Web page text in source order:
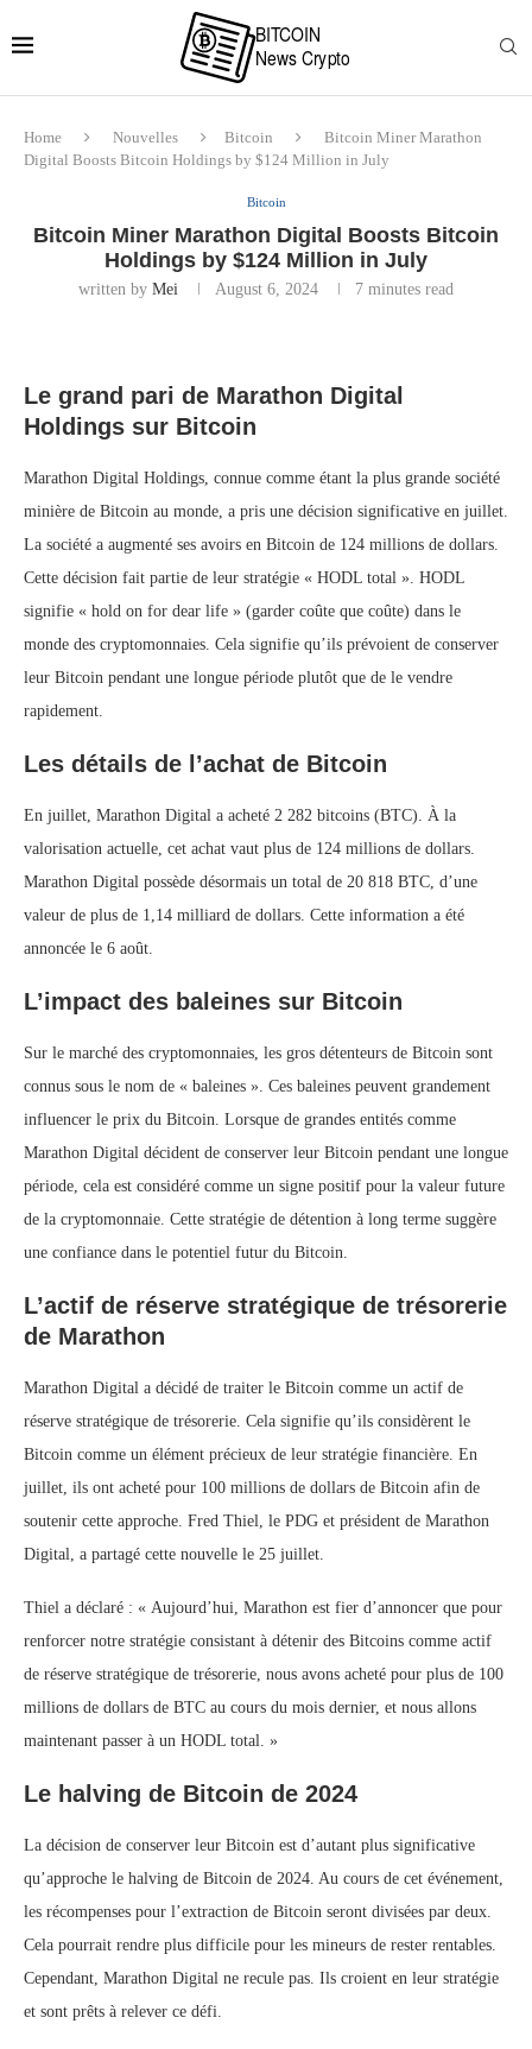
Home Nouvelles Bitcoin
Bitcoin Miner Marathon
Digital Boosts Bitcoin Holdings by $124 Million in July
Bitcoin
Bitcoin Miner Marathon Digital Boosts Bitcoin
Holdings by $124 Million in July
written by Mei August 6, 2024 7 minutes read
Le grand pari de Marathon Digital
Holdings sur Bitcoin
Marathon Digital Holdings, connue comme étant la plus grande société
minière de Bitcoin au monde, a pris une décision significative en juillet.
La société a augmenté ses avoirs en Bitcoin de 124 millions de dollars.
Cette décision fait partie de leur stratégie « HODL total ». HODL
signifie « hold on for dear life » (garder coûte que coûte) dans le
monde des cryptomonnaies. Cela signifie qu’ils prévoient de conserver
leur Bitcoin pendant une longue période plutôt que de le vendre
rapidement.
Les détails de l’achat de Bitcoin
En juillet, Marathon Digital a acheté 2 282 bitcoins (BTC). À la
valorisation actuelle, cet achat vaut plus de 124 millions de dollars.
Marathon Digital possède désormais un total de 20 818 BTC, d’une
valeur de plus de 1,14 milliard de dollars. Cette information a été
annoncée le 6 août.
L’impact des baleines sur Bitcoin
Sur le marché des cryptomonnaies, les gros détenteurs de Bitcoin sont
connus sous le nom de « baleines ». Ces baleines peuvent grandement
influencer le prix du Bitcoin. Lorsque de grandes entités comme
Marathon Digital décident de conserver leur Bitcoin pendant une longue
période, cela est considéré comme un signe positif pour la valeur future
de la cryptomonnaie. Cette stratégie de détention à long terme suggère
une confiance dans le potentiel futur du Bitcoin.
L’actif de réserve stratégique de trésorerie
de Marathon
Marathon Digital a décidé de traiter le Bitcoin comme un actif de
réserve stratégique de trésorerie. Cela signifie qu’ils considèrent le
Bitcoin comme un élément précieux de leur stratégie financière. En
juillet, ils ont acheté pour 100 millions de dollars de Bitcoin afin de
soutenir cette approche. Fred Thiel, le PDG et président de Marathon
Digital, a partagé cette nouvelle le 25 juillet.
Thiel a déclaré : « Aujourd’hui, Marathon est fier d’annoncer que pour
renforcer notre stratégie consistant à détenir des Bitcoins comme actif
de réserve stratégique de trésorerie, nous avons acheté pour plus de 100
millions de dollars de BTC au cours du mois dernier, et nous allons
maintenant passer à un HODL total. »
Le halving de Bitcoin de 2024
La décision de conserver leur Bitcoin est d’autant plus significative
qu’approche le halving de Bitcoin de 2024. Au cours de cet événement,
les récompenses pour l’extraction de Bitcoin seront divisées par deux.
Cela pourrait rendre plus difficile pour les mineurs de rester rentables.
Cependant, Marathon Digital ne recule pas. Ils croient en leur stratégie
et sont prêts à relever ce défi.